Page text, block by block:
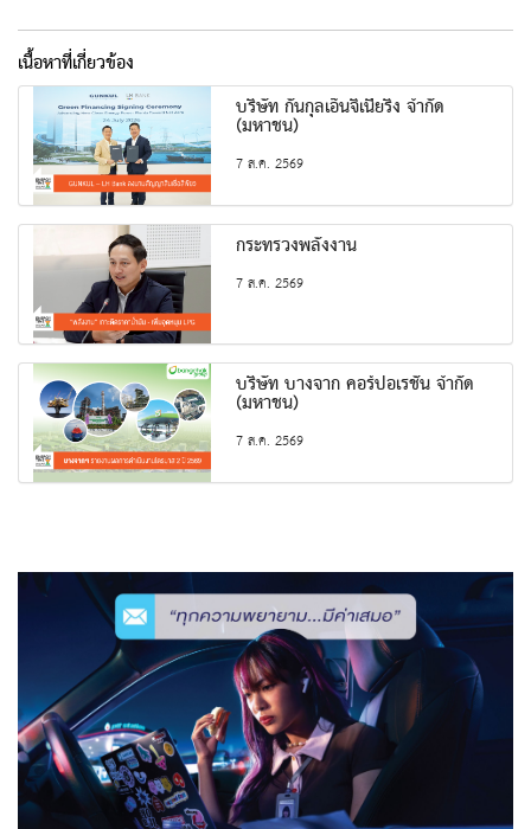
เนื้อหาที่เกี่ยวข้อง
บริษัท กันกุลเอ็นจิเนียริ่ง จำกัด
(มหาชน)
7 ส.ค. 2569
กระทรวงพลังงาน
7 ส.ค. 2569
บริษัท บางจาก คอร์ปอเรชั่น จำกัด
(มหาชน)
7 ส.ค. 2569